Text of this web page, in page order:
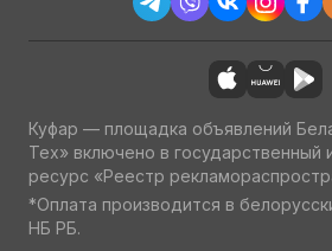
Куфар — площадка объявлений
Тех» включено в государственный
ресурс «Реестр
*Оплата производится в
НБ РБ.